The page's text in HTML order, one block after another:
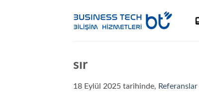
sır
18 Eylül 2025 tarihinde, Referanslar